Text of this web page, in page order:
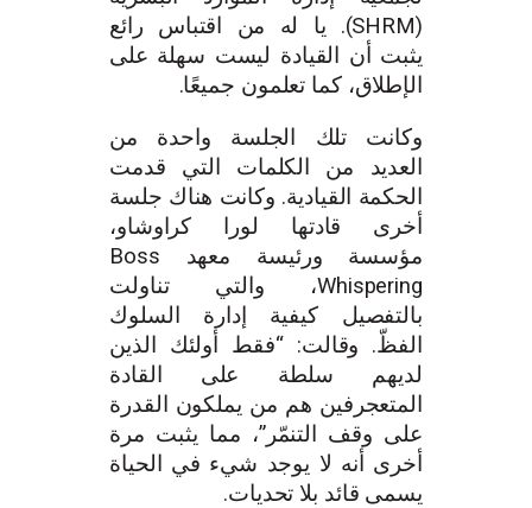
(SHRM). يا له من اقتباس رائع
يثبت أن القيادة ليست سهلة على
الإطلاق، كما تعلمون جميعًا.
وكانت تلك الجلسة واحدة من
العديد من الكلمات التي قدمت
الحكمة القيادية. وكانت هناك جلسة
أخرى قادتها لورا كراوشاو،
مؤسسة ورئيسة معهد Boss
Whispering، والتي تناولت
بالتفصيل كيفية إدارة السلوك
الفظّ. وقالت: “فقط أولئك الذين
لديهم سلطة على القادة
المتعجرفين هم من يملكون القدرة
على وقف التنمّر”، مما يثبت مرة
أخرى أنه لا يوجد شيء في الحياة
يسمى قائد بلا تحديات.